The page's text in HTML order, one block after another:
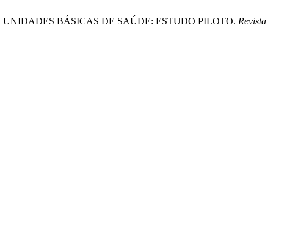
BÁSICAS DE SAÚDE: ESTUDO PILOTO. Revista